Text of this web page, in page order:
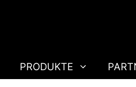
PRODUKTE